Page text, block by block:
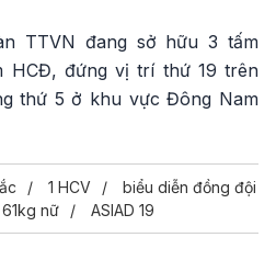
TTVN đang sở hữu 3 tấm
HCĐ, đứng vị trí thứ 19 trên
thứ 5 ở khu vực Đông Nam
1 HCV
biểu diễn đồng đội
nữ ASIAD 19